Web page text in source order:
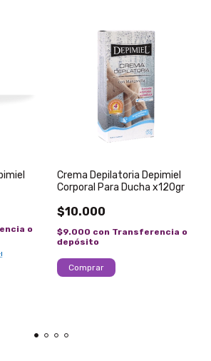
o
Crema Depilatoria Depimiel
Corporal Para Ducha x120gr
$10.000
$9.000 con Transferencia o
depósito